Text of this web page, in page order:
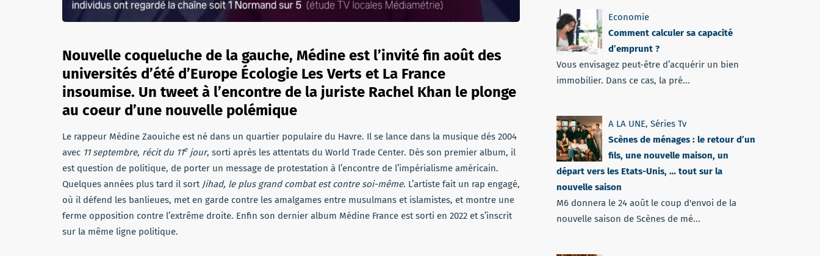
Nouvelle coqueluche de la gauche, Médine est l’invité fin août des
universités d’été d’Europe Écologie Les Verts et La France
insoumise. Un tweet à l’encontre de la juriste Rachel Khan le plonge
au coeur d’une nouvelle polémique
Le rappeur Médine Zaouiche est né dans un quartier populaire du Havre. Il se lance dans la musique dés 2004
avec 11 septembre, récit du 11ejour, sorti après les attentats du World Trade Center. Dès son premier album, il
est question de politique, de porter un message de protestation à l’encontre de l’impérialisme américain.
Quelques années plus tard il sort Jihad, le plus grand combat est contre soi-même. L’artiste fait un rap engagé,
où il défend les banlieues, met en garde contre les amalgames entre musulmans et islamistes, et montre une
ferme opposition contre l’extrême droite. Enfin son dernier album Médine France est sorti en 2022 et s’inscrit
sur la même ligne politique.
Economie
Comment calculer sa capacité
d’emprunt ?
Vous envisagez peut-être d’acquérir un bien
immobilier. Dans ce cas, la pré...
A LA UNE, Séries Tv
Scènes de ménages : le retour d’un
fils, une nouvelle maison, un
départ vers les Etats-Unis, … tout sur la
nouvelle saison
M6 donnera le 24 août le coup d'envoi de la
nouvelle saison de Scènes de mé...